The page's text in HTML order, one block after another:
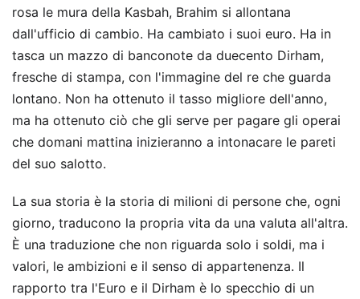
rosa le mura della Kasbah, Brahim si allontana
dall'ufficio di cambio. Ha cambiato i suoi euro. Ha in
tasca un mazzo di banconote da duecento Dirham,
fresche di stampa, con l'immagine del re che guarda
lontano. Non ha ottenuto il tasso migliore dell'anno,
ma ha ottenuto ciò che gli serve per pagare gli operai
che domani mattina inizieranno a intonacare le pareti
del suo salotto.
La sua storia è la storia di milioni di persone che, ogni
giorno, traducono la propria vita da una valuta all'altra.
È una traduzione che non riguarda solo i soldi, ma i
valori, le ambizioni e il senso di appartenenza. Il
rapporto tra l'Euro e il Dirham è lo specchio di un